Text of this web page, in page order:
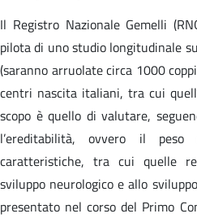
Il Registro Nazionale Gemelli
pilota di uno studio longitudinale
(saranno arruolate circa 1000
centri nascita italiani, tra cui
scopo è quello di valutare,
l’ereditabilità, ovvero il
caratteristiche, tra cui quelle
sviluppo neurologico e allo
presentato nel corso del Primo